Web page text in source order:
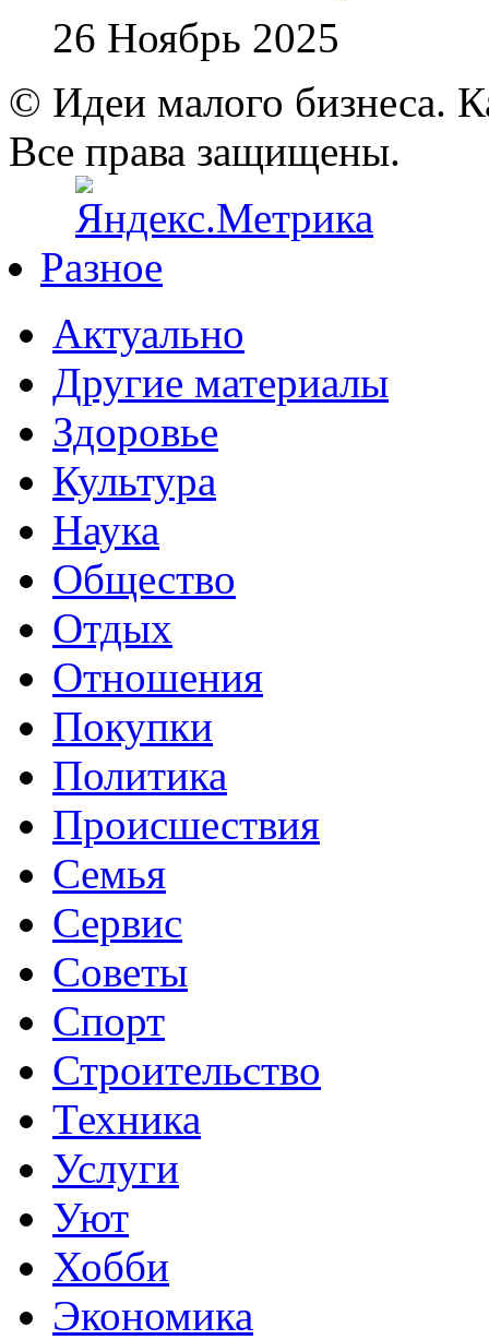
26 Ноябрь 2025
© Идеи малого бизнеса.
Все права защищены.
Разное
Актуально
Другие материалы
Здоровье
Культура
Наука
Общество
Отдых
Отношения
Покупки
Политика
Происшествия
Семья
Сервис
Советы
Спорт
Строительство
Техника
Услуги
Уют
Хобби
Экономика